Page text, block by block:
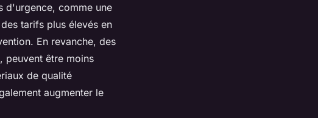
d'urgence, comme une
tarifs plus élevés en
En revanche, des
peuvent être moins
de qualité
augmenter le